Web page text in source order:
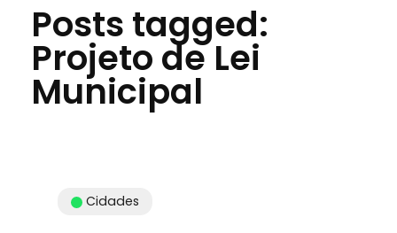
Posts tagged:
Projeto de Lei
Municipal
Cidades